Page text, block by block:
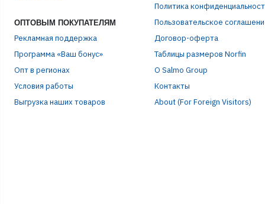
ОПТОВЫМ ПОКУПАТЕЛЯМ
Рекламная поддержка
Программа «Ваш бонус»
Опт в регионах
Условия работы
Выгрузка наших товаров
Политика
Пользовательское
Договор-оферта
Таблицы размеров Norfin
О Salmo Group
Контакты
About (For Foreign Visitors)